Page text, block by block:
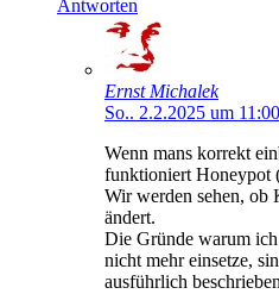
Antworten
Ernst Michalek
So.. 2.2.2025 um
Wenn mans korrekt
funktioniert Honeypot
Wir werden sehen, ob
ändert.
Die Gründe warum ich
nicht mehr einsetze,
ausführlich